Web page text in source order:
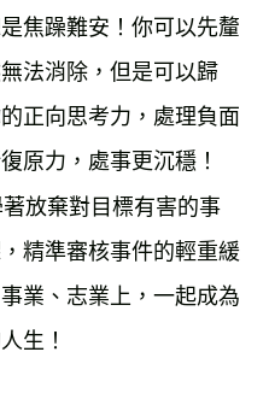
焦躁難安！你可以先釐
法消除，但是可以歸
正向思考力，處理負面
原力，處事更沉穩！
放棄對目標有害的事
精準審核事件的輕重緩
業、志業上，一起成為
生！